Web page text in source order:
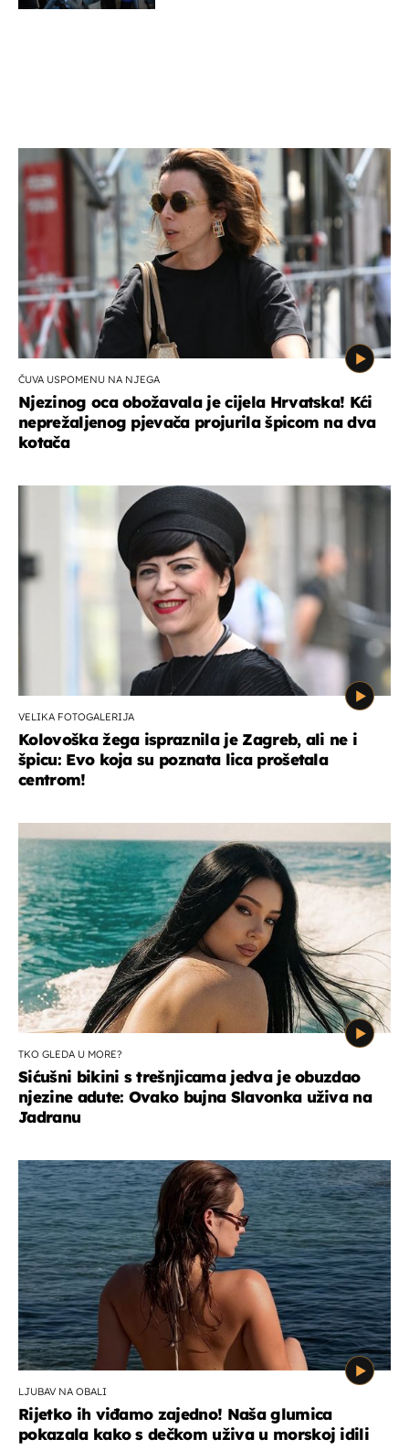
ČUVA USPOMENU NA NJEGA
Njezinog oca obožavala je cijela Hrvatska! Kći
neprežaljenog pjevača projurila špicom na dva
kotača
VELIKA FOTOGALERIJA
Kolovoška žega ispraznila je Zagreb, ali ne i
špicu: Evo koja su poznata lica prošetala
centrom!
TKO GLEDA U MORE?
Sićušni bikini s trešnjicama jedva je obuzdao
njezine adute: Ovako bujna Slavonka uživa na
Jadranu
LJUBAV NA OBALI
Rijetko ih viđamo zajedno! Naša glumica
pokazala kako s dečkom uživa u morskoj idili